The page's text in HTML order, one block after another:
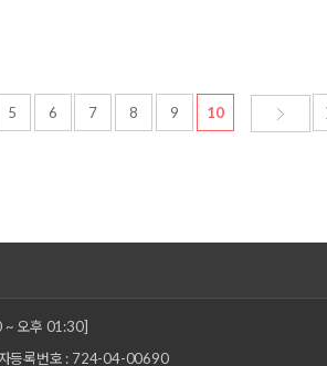
5 6 7 8 9 10
~ 오후 01:30]
등록번호 : 724-04-00690